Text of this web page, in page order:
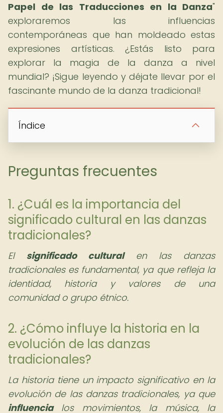
Papel de las Traducciones en la Danza"
exploraremos las influencias
contemporáneas que han moldeado estas
expresiones artísticas. ¿Estás listo para
explorar la magia de la danza a nivel
mundial? ¡Sigue leyendo y déjate llevar por el
fascinante mundo de la danza tradicional!
Índice
Preguntas frecuentes
1. ¿Cuál es la importancia del
significado cultural en las danzas
tradicionales?
El significado culturalen las danzas
tradicionales es fundamental, ya que refleja la
identidad, historia y valores de una
comunidad o grupo étnico.
2. ¿Cómo influye la historia en la
evolución de las danzas
tradicionales?
La historia tiene un impacto significativo en la
evolución de las danzas tradicionales, ya que
influencialos movimientos, la música, la